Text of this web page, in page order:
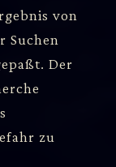
von
Suchen
Der
zu